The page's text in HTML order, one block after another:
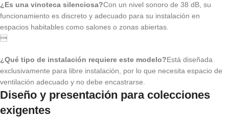
¿Es una vinoteca silenciosa?Con un nivel sonoro de 38 dB, su
funcionamiento es discreto y adecuado para su instalación en
espacios habitables como salones o zonas abiertas.

¿Qué tipo de instalación requiere este modelo?Está diseñada
exclusivamente para libre instalación, por lo que necesita espacio de
ventilación adecuado y no debe encastrarse.
Diseño y presentación para colecciones
exigentes